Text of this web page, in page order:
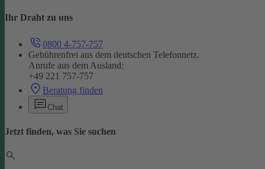
Ihr Draht zu uns
0800 4-757-757
Gebührenfrei aus dem deutschen Telefonnetz.
Anrufe aus dem Ausland:
+49 221 757-757
Beratung finden
Chat
Jetzt finden, was Sie suchen